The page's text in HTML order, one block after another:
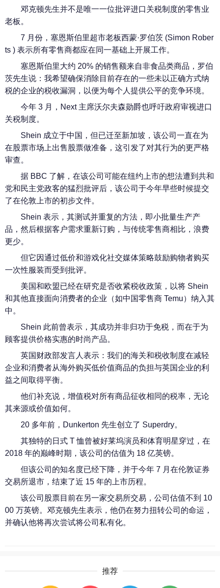
邓克顿先生并不是唯一一位批评进口关税制度的零售业
老板。
7 月份，塞恩斯伯里超市老板西蒙·罗伯茨 (Simon Rober
ts ) 表示所有零售商都应在同一基础上开展工作。
塞恩斯伯里大约 20% 的销售额来自非食品类商品，罗伯
茨先生说：我希望确保消除目前存在的一些未以正确方式纳
税的企业的税收漏洞，以便为每个人提供公平的竞争环境。
今年 3 月，Next 主席沃尔夫森勋爵也呼吁政府审视进口
关税制度。
Shein 成立于中国，但已迁至新加坡，该公司一直在为
在股票市场上出售股票做准备，这引发了对其行为的更严格
审查。
据 BBC 了解，在该公司可能在纽约上市的想法遭到共和
党和民主党政客的猛烈批评后，该公司于今年早些时候提交
了在伦敦上市的初步文件。
Shein 表示，其测试并重复的方法，即小批量生产产
品，然后根据客户需求重新订购，与传统零售商相比，浪费
更少。
但它因通过低价和游戏化社交媒体策略鼓励购物者购买
一次性服装而受到批评。
美国和欧盟已经在研究是否收紧税收政策，以将 Shein
和其他直接面向消费者的企业（如中国零售商 Temu）纳入其
中。
Shein 此前曾表示，其成功并非归功于免税，而在于为
顾客提供价格实惠的时尚产品。
英国财政部发言人表示：我们的海关和税收制度在减轻
企业和消费者从海外购买低价值商品的负担与英国企业的利
益之间取得平衡。
他们补充说，增值税对所有商品征收相同的税率，无论
其来源或价值如何。
20 多年前，Dunkerton 先生创立了 Superdry。
其独特的日式 T 恤曾被好莱坞演员和体育明星穿过，在
2018 年的巅峰时期，该公司的估值为 18 亿英镑。
但该公司的知名度已经下降，并于今年 7 月在伦敦证券
交易所退市，结束了近 15 年的上市历程。
该公司股票目前在另一家交易所交易，公司估值不到 10
00 万英镑。邓克顿先生表示，他仍在努力扭转公司的命运，
并确认他将再次尝试将公司私有化。
推荐